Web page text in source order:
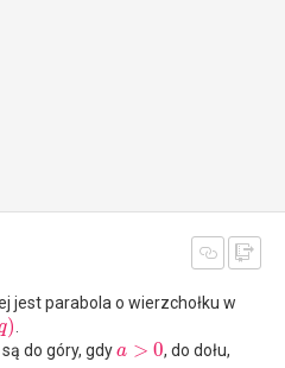
jest parabola o wierzchołku w
)
do góry, gdya > 0, do dołu,